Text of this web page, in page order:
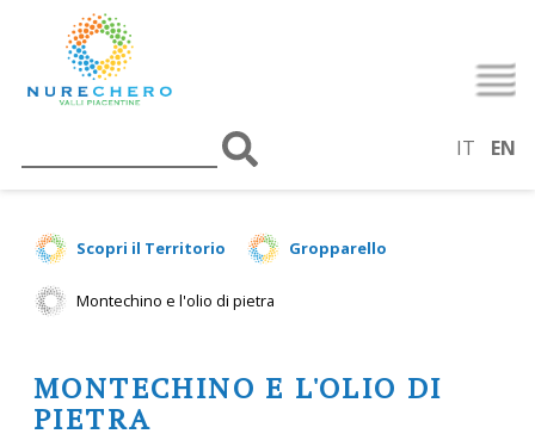
IT EN
Scopri il Territorio Gropparello
Montechino e l'olio di pietra
MONTECHINO E L'OLIO DI
PIETRA